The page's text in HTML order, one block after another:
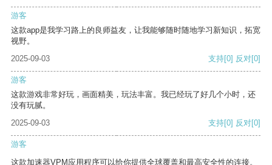
游客
这款app是我学习路上的良师益友，让我能够随时随地学习新知识，拓宽
视野。
2025-09-03
支持[0] 反对[0]
游客
这款游戏非常好玩，画面精美，玩法丰富。我已经玩了好几个小时，还
没有玩腻。
2025-09-03
支持[0] 反对[0]
游客
这款加速器VPM应用程序可以给你提供全球覆盖和最高安全性的连接。